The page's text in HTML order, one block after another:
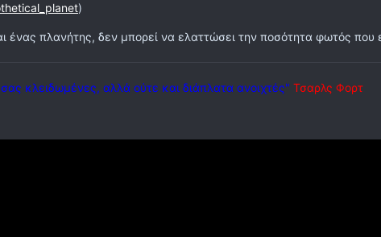
)
ένας πλανήτης, δεν μπορεί να ελαττώσει την ποσότητα φωτός
κλειδωμένες, αλλά ούτε και διάπλατα ανοιχτές" Τσαρλς Φορτ